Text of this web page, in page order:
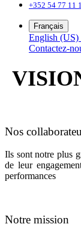
+352 54 77 11 1
Français
English (US)
Contactez-
Nos
Ils sont notre plus
de leur
performances
Notre mission